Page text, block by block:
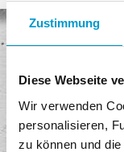
Zustimmung
Diese Webseite
Wir verwenden
personalisieren,
zu können und
Egal, wie viel Sie
Sicheres
Unser Shop ist mit